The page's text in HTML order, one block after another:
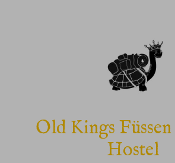
Old Kings
Hostel